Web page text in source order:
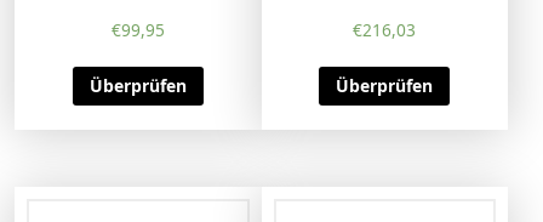
€99,95
Überprüfen
€216,03
Überprüfen